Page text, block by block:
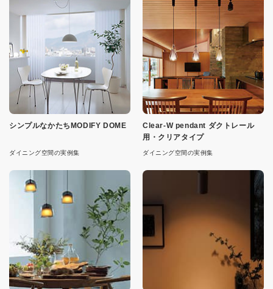
シンプルなかたちMODIFY DOME
ダイニング空間の実例集
Clear-W pendant ダクトレール
用・クリアタイプ
ダイニング空間の実例集